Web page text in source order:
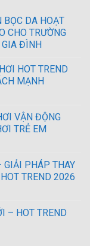
DA HOẠT
CHO TRƯỜNG
GIA ĐÌNH
HOT TREND
MẠNH
VẬN ĐỘNG
TRẺ EM
GIẢI PHÁP THAY
TREND 2026
– HOT TREND